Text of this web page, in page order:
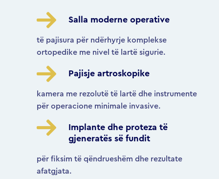
Salla moderne operative
të pajisura për ndërhyrje komplekse
ortopedike me nivel të lartë sigurie.
Pajisje artroskopike
kamera me rezolutë të lartë dhe instrumente
për operacione minimale invasive.
Implante dhe proteza të
gjeneratës së fundit
për fiksim të qëndrueshëm dhe rezultate
afatgjata.